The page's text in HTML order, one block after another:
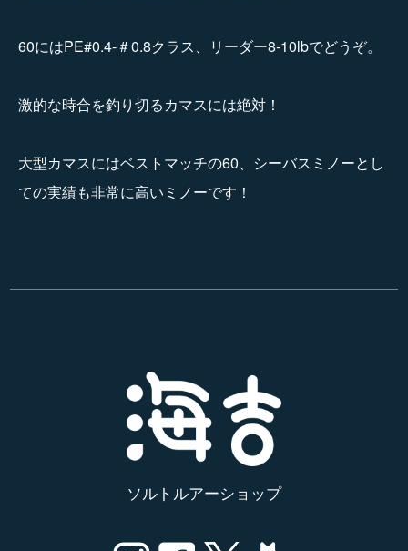
60にはPE#0.4-＃0.8クラス、リーダー8-10lbでどうぞ。
激的な時合を釣り切るカマスには絶対！
大型カマスにはベストマッチの60、シーバスミノーとし
ての実績も非常に高いミノーです！
ソルトルアーショップ